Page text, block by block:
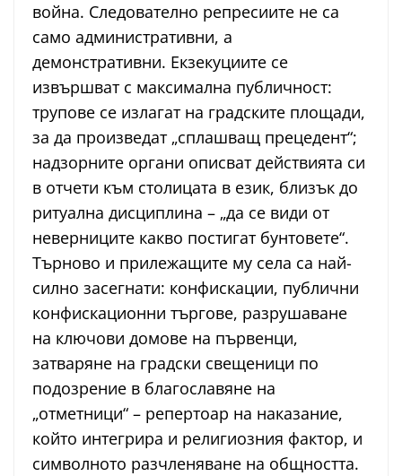
война. Следователно репресиите не са
само административни, а
демонстративни. Екзекуциите се
извършват с максимална публичност:
трупове се излагат на градските площади,
за да произведат „сплашващ прецедент“;
надзорните органи описват действията си
в отчети към столицата в език, близък до
ритуална дисциплина – „да се види от
неверниците какво постигат бунтовете“.
Търново и прилежащите му села са най-
силно засегнати: конфискации, публични
конфискационни търгове, разрушаване
на ключови домове на първенци,
затваряне на градски свещеници по
подозрение в благославяне на
„отметници“ – репертоар на наказание,
който интегрира и религиозния фактор, и
символното разчленяване на общността.